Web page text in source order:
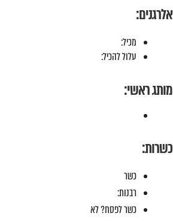
אלרגנים:
מכיל:
עלול להכיל:
מותג ראשי:
כשרות:
כשר
רבנות:
כשר לפסח? לא